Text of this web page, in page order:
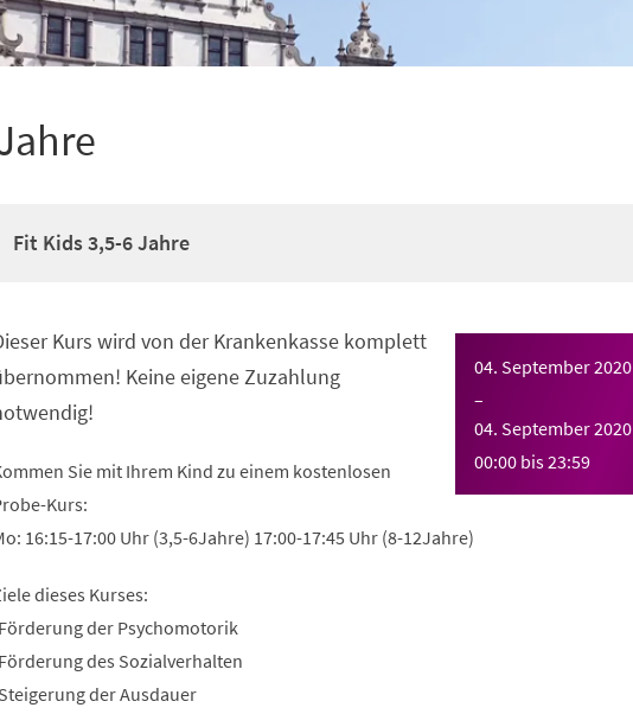
Fit Kids 3,5-6 Jahre
04. September 2020
–
04. September 2020
00:00 bis23:59
Kurs wird von der Krankenkasse komplett
Keine eigene Zuzahlung
Sie mit Ihrem Kind zu einem kostenlosen
Kurs:
16:15-17:00 Uhr (3,5-6Jahre) 17:00-17:45 Uhr (8-12Jahre)
dieses Kurses:
der Psychomotorik
des Sozialverhalten
der Ausdauer